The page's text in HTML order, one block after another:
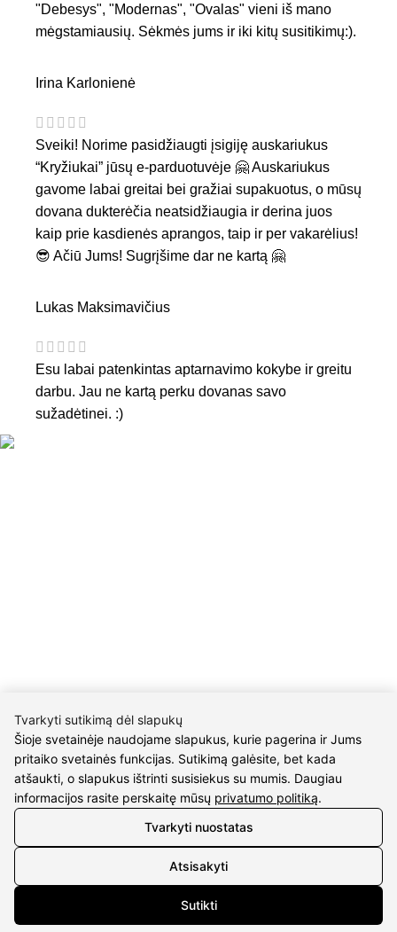
"Debesys", "Modernas", "Ovalas" vieni iš mano
mėgstamiausių. Sėkmės jums ir iki kitų susitikimų:).
Irina Karlonienė
Sveiki! Norime pasidžiaugti įsigiję auskariukus
“Kryžiukai” jūsų e-parduotuvėje 🤗 Auskariukus
gavome labai greitai bei gražiai supakuotus, o mūsų
dovana dukterėčia neatsidžiaugia ir derina juos
kaip prie kasdienės aprangos, taip ir per vakarėlius!
😎 Ačiū Jums! Sugrįšime dar ne kartą 🤗
Lukas Maksimavičius
Esu labai patenkintas aptarnavimo kokybe ir greitu
darbu. Jau ne kartą perku dovanas savo
sužadėtinei. :)
REKVIZITAI
UAB Eidvina
Įm.kodas 304176340
Gailiūnų g. 45, Druskininkai
Grąžinimo taisyklės
Tvarkyti sutikimą dėl slapukų
Šioje svetainėje naudojame slapukus, kurie pagerina ir Jums
pritaiko svetainės funkcijas. Sutikimą galėsite, bet kada
atšaukti, o slapukus ištrinti susisiekus su mumis. Daugiau
informacijos rasite perskaitę mūsų privatumo politiką.
Tvarkyti nuostatas
Atsisakyti
Sutikti